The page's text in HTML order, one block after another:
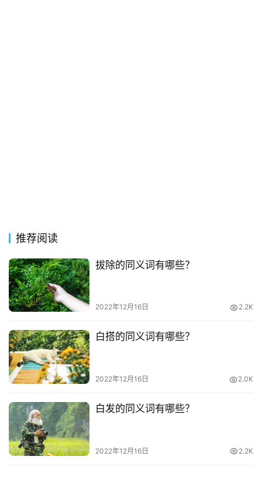
网
络
热
词
影
台
词
他
词
语
推荐阅读
拔除的同义词有哪些？
2022年12月16日 2.2K
白搭的同义词有哪些？
2022年12月16日 2.0K
白发的同义词有哪些？
2022年12月16日 2.2K